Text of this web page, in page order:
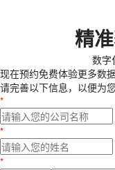
精
数字
现在预约免费体验更多数
请完善以下信息，以便为
*
*
*